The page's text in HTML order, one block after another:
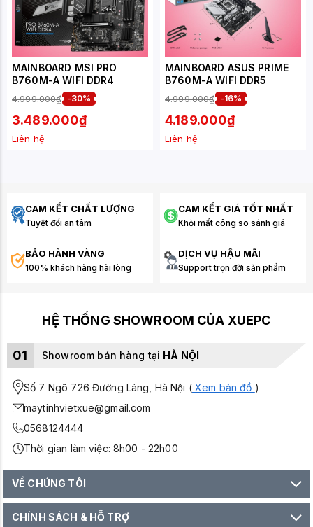
MAINBOARD MSI PRO
B760M-A WIFI DDR4
4.999.000₫ -30%
3.489.000₫
Liên hệ
MAINBOARD ASUS PRIME
B760M-A WIFI DDR5
4.999.000₫ -16%
4.189.000₫
Liên hệ
CAM KẾT CHẤT LƯỢNG
Tuyệt đối an tâm
CAM KẾT GIÁ TỐT NHẤT
Khỏi mất công so sánh giá
BẢO HÀNH VÀNG
100% khách hàng hài lòng
DỊCH VỤ HẬU MÃI
Support trọn đời sản phẩm
HỆ THỐNG SHOWROOM CỦA XUEPC
01 Showroom bán hàng tại HÀ NỘI
Số 7 Ngõ 726 Đường Láng, Hà Nội (Xem bản đồ )
maytinhvietxue@gmail.com
0568124444
Thời gian làm việc: 8h00 - 22h00
VỀ CHÚNG TÔI
CHÍNH SÁCH & HỖ TRỢ